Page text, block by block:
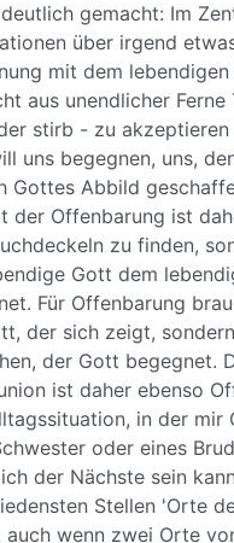
gemacht: Im
über irgend
mit dem
aus unendlicher
stirb - zu akzeptieren
uns begegnen, uns,
Gottes Abbild
der Offenbarung ist
zu finden,
Gott dem
Für Offenbarung
der sich zeigt,
der Gott begegnet.
ist daher ebenso
in der mir
oder eines
der Nächste sein
Stellen 'Orte
auch wenn zwei Orte